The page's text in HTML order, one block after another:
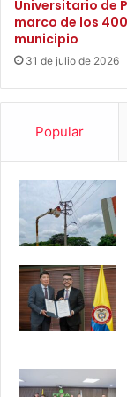
s
d
e
l
a
o
n
m
U
n
i
d
s
Universitario de
marco de los
municipio
31 de julio de 2026
Popular